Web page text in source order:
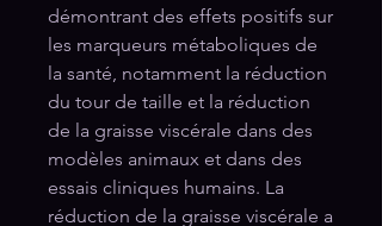
démontrant des effets positifs sur
les marqueurs métaboliques de
la santé, notamment la réduction
du tour de taille et la réduction
de la graisse viscérale dans des
modèles animaux et dans des
essais cliniques humains. La
réduction de la graisse viscérale a